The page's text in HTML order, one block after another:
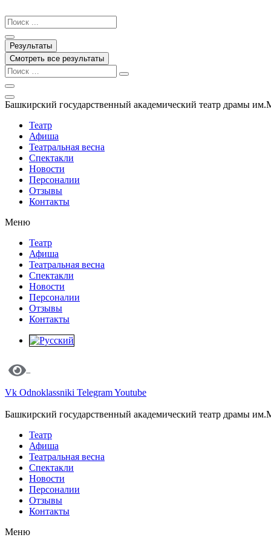
к
содержимому
Search
...
Результаты
Смотреть все результаты
Башкирский государственный академический театр драмы
Театр
Афиша
Театральная весна
Спектакли
Новости
Персоналии
Отзывы
Контакты
Меню
Театр
Афиша
Театральная весна
Спектакли
Новости
Персоналии
Отзывы
Контакты
Vk Odnoklassniki TelegramYoutube
Башкирский государственный академический театр драмы
Театр
Афиша
Театральная весна
Спектакли
Новости
Персоналии
Отзывы
Контакты
Меню